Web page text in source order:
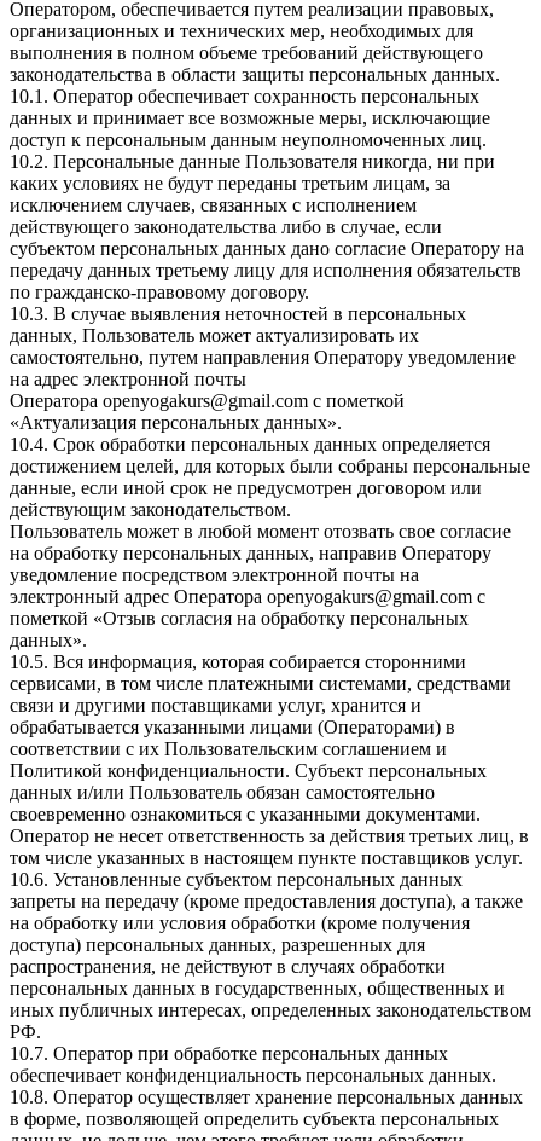
Оператором, обеспечивается путем реализации правовых,
организационных и технических мер, необходимых для
выполнения в полном объеме требований действующего
законодательства в области защиты персональных данных.
10.1. Оператор обеспечивает сохранность персональных
данных и принимает все возможные меры, исключающие
доступ к персональным данным неуполномоченных лиц.
10.2. Персональные данные Пользователя никогда, ни при
каких условиях не будут переданы третьим лицам, за
исключением случаев, связанных с исполнением
действующего законодательства либо в случае, если
субъектом персональных данных дано согласие Оператору на
передачу данных третьему лицу для исполнения обязательств
по гражданско-правовому договору.
10.3. В случае выявления неточностей в персональных
данных, Пользователь может актуализировать их
самостоятельно, путем направления Оператору уведомление
на адрес электронной почты
Оператора openyogakurs@gmail.com с пометкой
«Актуализация персональных данных».
10.4. Срок обработки персональных данных определяется
достижением целей, для которых были собраны персональные
данные, если иной срок не предусмотрен договором или
действующим законодательством.
Пользователь может в любой момент отозвать свое согласие
на обработку персональных данных, направив Оператору
уведомление посредством электронной почты на
электронный адрес Оператора openyogakurs@gmail.com с
пометкой «Отзыв согласия на обработку персональных
данных».
10.5. Вся информация, которая собирается сторонними
сервисами, в том числе платежными системами, средствами
связи и другими поставщиками услуг, хранится и
обрабатывается указанными лицами (Операторами) в
соответствии с их Пользовательским соглашением и
Политикой конфиденциальности. Субъект персональных
данных и/или Пользователь обязан самостоятельно
своевременно ознакомиться с указанными документами.
Оператор не несет ответственность за действия третьих лиц, в
том числе указанных в настоящем пункте поставщиков услуг.
10.6. Установленные субъектом персональных данных
запреты на передачу (кроме предоставления доступа), а также
на обработку или условия обработки (кроме получения
доступа) персональных данных, разрешенных для
распространения, не действуют в случаях обработки
персональных данных в государственных, общественных и
иных публичных интересах, определенных законодательством
РФ.
10.7. Оператор при обработке персональных данных
обеспечивает конфиденциальность персональных данных.
10.8. Оператор осуществляет хранение персональных данных
в форме, позволяющей определить субъекта персональных